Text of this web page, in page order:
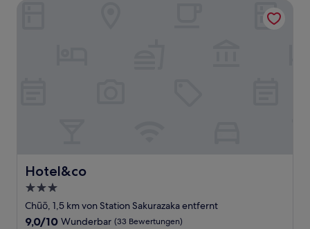
Hotel&co
Hotel&co
3.0-
Sterne-
Unterkunft
Chūō, 1,5 km von Station Sakurazaka entfernt
9.0
9,0/10 Wunderbar (33 Bewertungen)